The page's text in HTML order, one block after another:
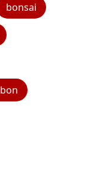
bonsai